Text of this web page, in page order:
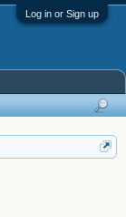
Log in or Sign up